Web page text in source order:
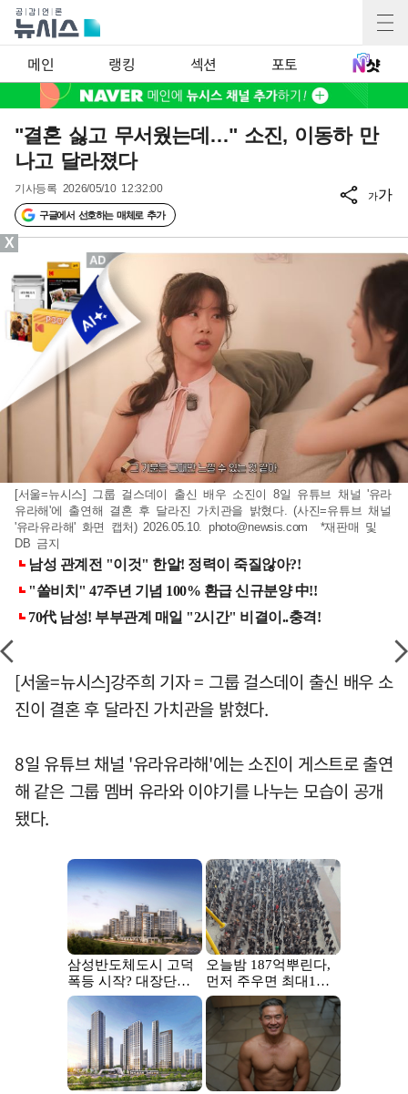
메인 랭킹 섹션 포토
"결혼 싫고 무서웠는데…" 소진, 이동하 만
나고 달라졌다
기사등록 2026/05/10 12:32:00
구글에서 선호하는 매체로 추가
가가
[서울=뉴시스] 그룹 걸스데이 출신 배우 소진이 8일 유튜브 채널 '유라
유라해'에 출연해 결혼 후 달라진 가치관을 밝혔다. (사진=유튜브 채널
'유라유라해' 화면 캡처) 2026.05.10. photo@newsis.com *재판매 및
DB 금지
[서울=뉴시스]강주희 기자 = 그룹 걸스데이 출신 배우 소
진이 결혼 후 달라진 가치관을 밝혔다.
8일 유튜브 채널 '유라유라해'에는 소진이 게스트로 출연
해 같은 그룹 멤버 유라와 이야기를 나누는 모습이 공개
됐다.
X